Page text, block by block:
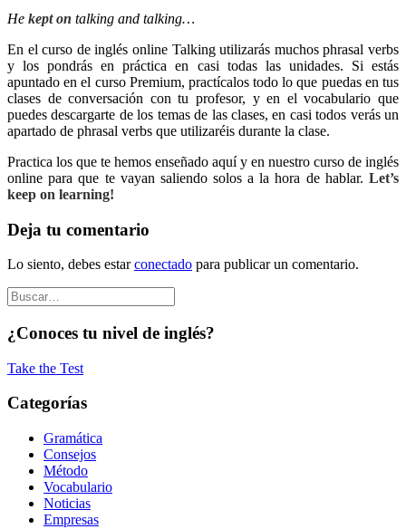
He kept on talking and talking…
En el curso de inglés online Talking utilizarás muchos phrasal verbs
y los pondrás en práctica en casi todas las unidades. Si estás
apuntado en el curso Premium, practícalos todo lo que puedas en tus
clases de conversación con tu profesor, y en el vocabulario que
puedes descargarte de los temas de las clases, en casi todos verás un
apartado de phrasal verbs que utilizaréis durante la clase.
Practica los que te hemos enseñado aquí y en nuestro curso de inglés
online para que te vayan saliendo solos a la hora de hablar. Let’s
keep on learning!
Deja tu comentario
Lo siento, debes estarconectado para publicar un comentario.
¿Conoces tu nivel de inglés?
Take the Test
Categorías
Gramática
Consejos
Método
Vocabulario
Noticias
Empresas